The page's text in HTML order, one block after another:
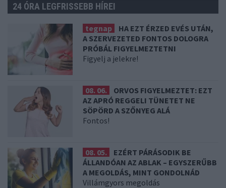
24 ÓRA LEGFRISSEBB HÍREI
tegnap
HA EZT ÉRZED EVÉS UTÁN,
A SZERVEZETED FONTOS DOLOGRA
PRÓBÁL FIGYELMEZTETNI
Figyelj a jelekre!
08. 06.
ORVOS FIGYELMEZTET: EZT
AZ APRÓ REGGELI TÜNETET NE
SÖPÖRD A SZŐNYEG ALÁ
Fontos!
08. 05.
EZÉRT PÁRÁSODIK BE
ÁLLANDÓAN AZ ABLAK – EGYSZERŰBB
A MEGOLDÁS, MINT GONDOLNÁD
Villámgyors megoldás